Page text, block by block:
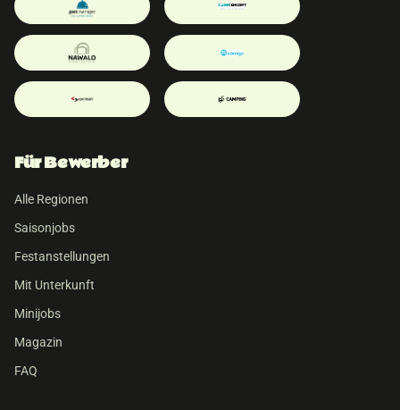
Für Bewerber
Alle Regionen
Saisonjobs
Festanstellungen
Mit Unterkunft
Minijobs
Magazin
FAQ